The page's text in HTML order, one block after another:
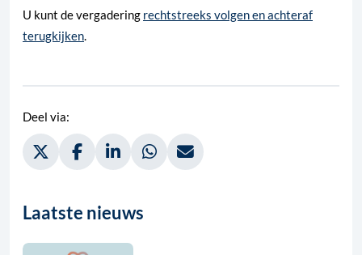
U kunt de vergadering rechtstreeks volgen en achteraf
terugkijken.
Deel via:
Deel via Twitter, opent in nieuw tabblad
Deel via Facebook, opent in nieuw tabblad
Deel via LinkedIn, opent in nieuw tabblad
Deel via WhatsApp, opent in nieuw
Deel via Mail, opent in nieuw
Laatste nieuws